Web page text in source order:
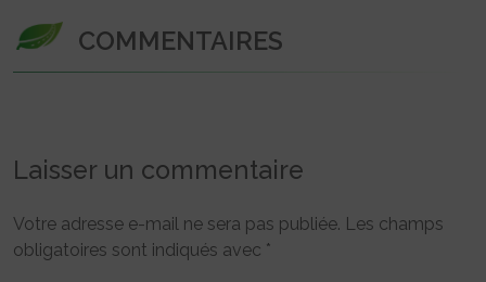
COMMENTAIRES
Laisser un commentaire
Votre adresse e-mail ne sera pas publiée. Les champs
obligatoires sont indiqués avec *